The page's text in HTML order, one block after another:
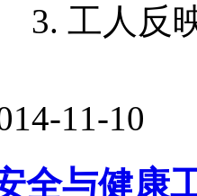
工人反
11-10
全与健康